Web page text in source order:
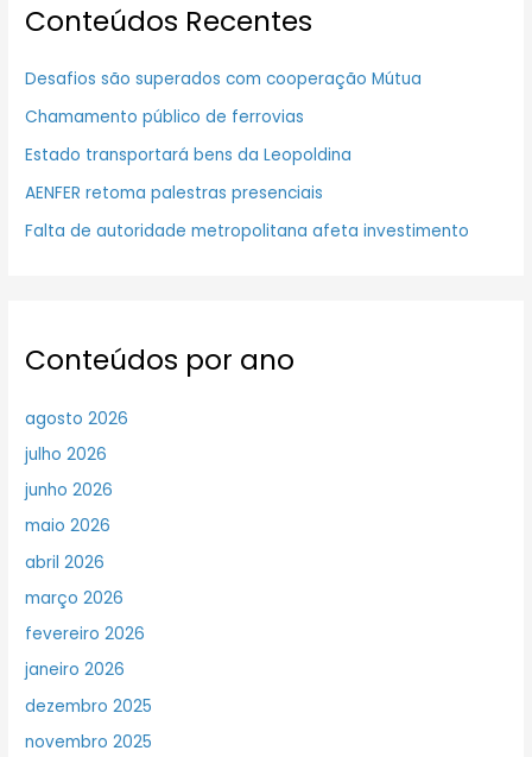
Conteúdos Recentes
Desafios são superados com cooperação Mútua
Chamamento público de ferrovias
Estado transportará bens da Leopoldina
AENFER retoma palestras presenciais
Falta de autoridade metropolitana afeta investimento
Conteúdos por ano
agosto 2026
julho 2026
junho 2026
maio 2026
abril 2026
março 2026
fevereiro 2026
janeiro 2026
dezembro 2025
novembro 2025